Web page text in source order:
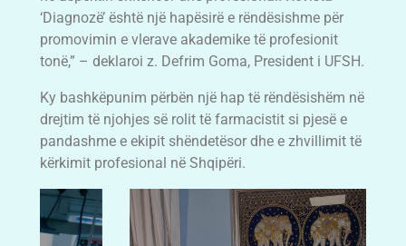
‘Diagnozë’ është një hapësirë e rëndësishme për
promovimin e vlerave akademike të profesionit
tonë,” – deklaroi z. Defrim Goma, President i UFSH.
Ky bashkëpunim përbën një hap të rëndësishëm në
drejtim të njohjes së rolit të farmacistit si pjesë e
pandashme e ekipit shëndetësor dhe e zhvillimit të
kërkimit profesional në Shqipëri.